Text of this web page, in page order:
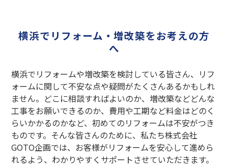
横浜でリフォーム・増改築をお考えの方
へ
横浜でリフォームや増改築を検討している皆さん、リフ
ォームに関して不安な点や疑問がたくさんあるかもしれ
ません。どこに相談すればよいのか、増改築などどんな
工事をお願いできるのか、費用や工期など料金はどのく
らいかかるのかなど、初めてのリフォームは不安がつき
ものです。そんな皆さんのために、私たち株式会社
GOTO企画では、お客様がリフォームを安心して進めら
れるよう、わかりやすくサポートさせていただきます。